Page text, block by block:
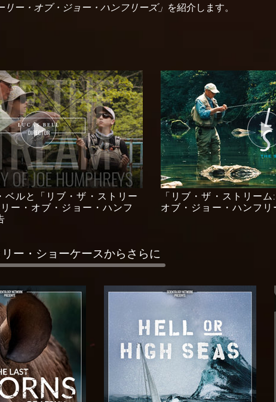
リー・オブ・ジョー・ハンフリーズ」 を紹介します。
ベルと「リブ・ザ・ストリー
ー・オブ・ジョー・ハンフ
「リブ・ザ・ストリー
オブ・ジョー・ハンフ
リー・ショーケースからさらに